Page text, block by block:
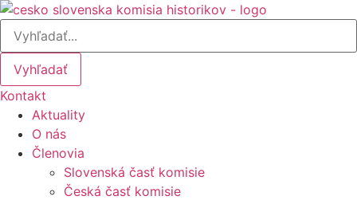
Preskočiť
obsah
Vyhľadať
Kontakt
Aktuality
O nás
Členovia
Slovenská časť komisie
Česká časť komisie